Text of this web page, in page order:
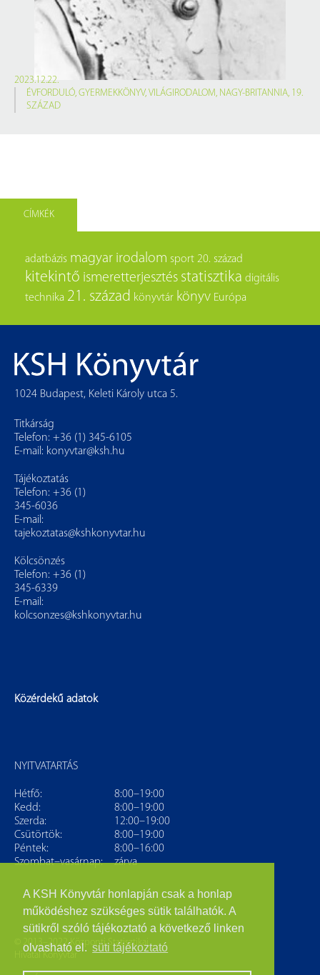
A KSH Könyvtár honlapján csak a honlap
működéshez szükséges sütik találhatók. A
sütikről szóló tájékoztató a következő linken
olvasható el. süti tájékoztató
2023.12.22.
ÉVFORDULÓ, GYERMEKKÖNYV, VILÁGIRODALOM, NAGY-BRITANNIA, 19.
SZÁZAD
CÍMKÉK
adatbázis magyar irodalom sport 20. század
kitekintő ismeretterjesztés statisztika digitális
technika 21. század könyvtár könyv Európa
1024 Budapest, Keleti Károly utca 5.
Titkárság
Telefon: +36 (1) 345-6105
E-mail: konyvtar@ksh.hu
Tájékoztatás
Telefon: +36 (1)
345-6036
E-mail:
tajekoztatas@kshkonyvtar.hu
Kölcsönzés
Telefon: +36 (1)
345-6339
E-mail:
kolcsonzes@kshkonyvtar.hu
Közérdekű adatok
NYITVATARTÁS
Hétfő:
8:00–19:00
Kedd:
8:00–19:00
Szerda:
12:00–19:00
Csütörtök:
8:00–19:00
Péntek:
8:00–16:00
Szombat–vasárnap:
zárva
© 2013–2022 Központi Statisztikai
Hivatal Könyvtár